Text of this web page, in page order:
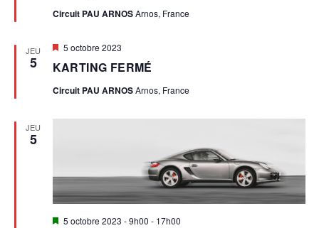
Circuit PAU ARNOSArnos, France
JEU
5 KARTING FERMÉ
Mis
avant
5 octobre 2023
Circuit PAU ARNOSArnos, France
JEU
5
Mis
5 octobre 2023 - 9h00 - 17h00